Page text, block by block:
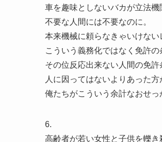
車を趣味としないバカが立法機
不要な人間には不要なのに。
本来機械に頼らなきゃいけない
こういう義務化ではなく免許
その位反応出来ない人間の免許
人に因ってはないよりあった
俺たちがこういう余計なおせっ
6.
高齢者が若い女性と子供を轢き